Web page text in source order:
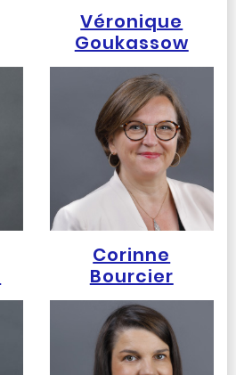
Véronique
Goukassow
Corinne
Bourcier